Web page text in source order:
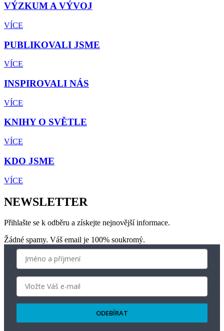
VÝZKUM A VÝVOJ
VÍCE
PUBLIKOVALI JSME
VÍCE
INSPIROVALI NÁS
VÍCE
KNIHY O SVĚTLE
VÍCE
KDO JSME
VÍCE
NEWSLETTER
Přihlašte se k odběru a získejte nejnovější informace.
Žádné spamy. Váš email je 100% soukromý.
ODEBÍRAT